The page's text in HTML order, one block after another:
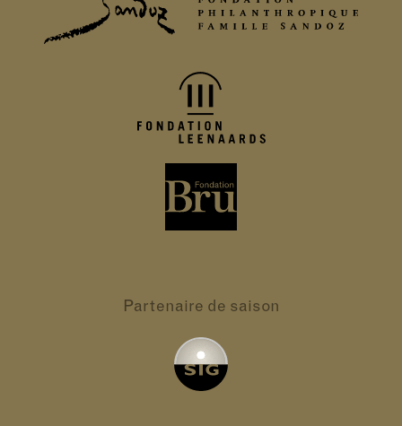
Partenaire de saison